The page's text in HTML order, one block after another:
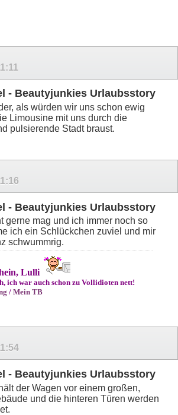
- Beautyjunkies Urlaubsstory
als würden wir uns schon ewig
Limousine mit uns durch die
pulsierende Stadt braust.
- Beautyjunkies Urlaubsstory
gerne mag und ich immer noch so
ich ein Schlückchen zuviel und mir
schwummrig.
Lulli
ich war auch schon zu Vollidioten nett!
/ Mein TB
- Beautyjunkies Urlaubsstory
der Wagen vor einem großen,
und die hinteren Türen werden